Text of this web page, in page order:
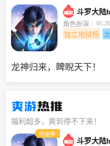
斗罗大陆
角色扮演 01-
独立地狱榜
龙神归来，睥睨天下！
爽游热推
福利超多，爽到停不下来！
代金券
斗罗大陆